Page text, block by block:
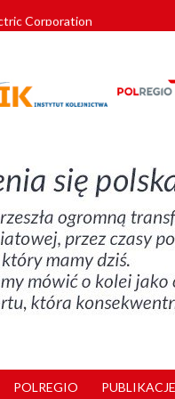
Corporation
Łatwiejsze dojazdy do pracy i
POLREGIO